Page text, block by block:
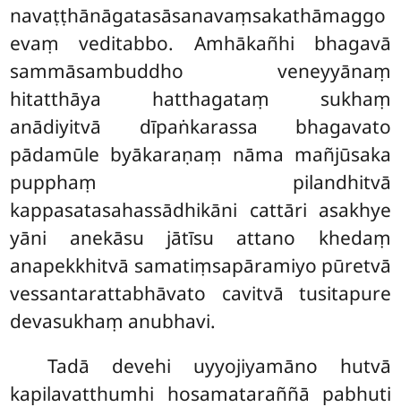
navaṭṭhānāgatasāsanavaṃsakathāmaggo
evaṃ veditabbo. Amhākañhi bhagavā
sammāsambuddho veneyyānaṃ
hitatthāya hatthagataṃ sukhaṃ
anādiyitvā dīpaṅkarassa bhagavato
pādamūle byākaraṇaṃ nāma mañjūsaka
pupphaṃ pilandhitvā
kappasatasahassādhikāni cattāri asakhye
yāni anekāsu jātīsu attano khedaṃ
anapekkhitvā samatiṃsapāramiyo pūretvā
vessantarattabhāvato cavitvā tusitapure
devasukhaṃ anubhavi.
Tadā devehi uyyojiyamāno hutvā
kapilavatthumhi hosamataraññā pabhuti